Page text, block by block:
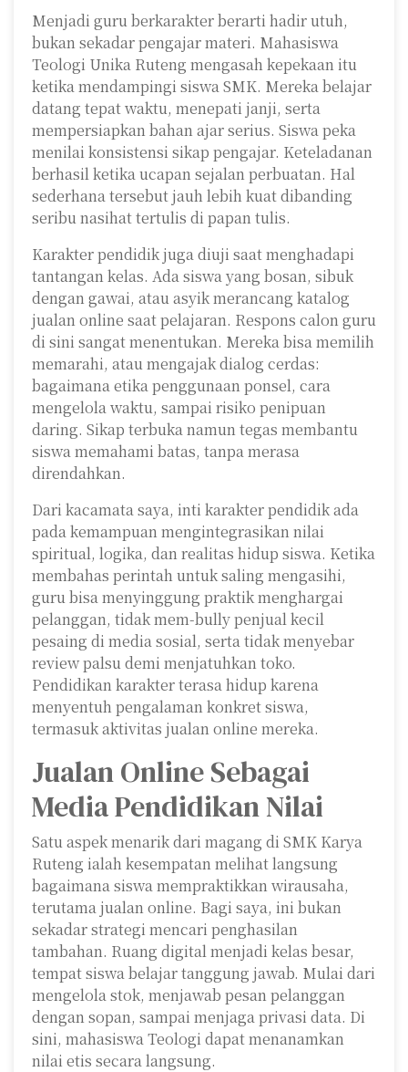
Menjadi guru berkarakter berarti hadir utuh,
bukan sekadar pengajar materi. Mahasiswa
Teologi Unika Ruteng mengasah kepekaan itu
ketika mendampingi siswa SMK. Mereka belajar
datang tepat waktu, menepati janji, serta
mempersiapkan bahan ajar serius. Siswa peka
menilai konsistensi sikap pengajar. Keteladanan
berhasil ketika ucapan sejalan perbuatan. Hal
sederhana tersebut jauh lebih kuat dibanding
seribu nasihat tertulis di papan tulis.
Karakter pendidik juga diuji saat menghadapi
tantangan kelas. Ada siswa yang bosan, sibuk
dengan gawai, atau asyik merancang katalog
jualan online saat pelajaran. Respons calon guru
di sini sangat menentukan. Mereka bisa memilih
memarahi, atau mengajak dialog cerdas:
bagaimana etika penggunaan ponsel, cara
mengelola waktu, sampai risiko penipuan
daring. Sikap terbuka namun tegas membantu
siswa memahami batas, tanpa merasa
direndahkan.
Dari kacamata saya, inti karakter pendidik ada
pada kemampuan mengintegrasikan nilai
spiritual, logika, dan realitas hidup siswa. Ketika
membahas perintah untuk saling mengasihi,
guru bisa menyinggung praktik menghargai
pelanggan, tidak mem-bully penjual kecil
pesaing di media sosial, serta tidak menyebar
review palsu demi menjatuhkan toko.
Pendidikan karakter terasa hidup karena
menyentuh pengalaman konkret siswa,
termasuk aktivitas jualan online mereka.
Jualan Online Sebagai
Media Pendidikan Nilai
Satu aspek menarik dari magang di SMK Karya
Ruteng ialah kesempatan melihat langsung
bagaimana siswa mempraktikkan wirausaha,
terutama jualan online. Bagi saya, ini bukan
sekadar strategi mencari penghasilan
tambahan. Ruang digital menjadi kelas besar,
tempat siswa belajar tanggung jawab. Mulai dari
mengelola stok, menjawab pesan pelanggan
dengan sopan, sampai menjaga privasi data. Di
sini, mahasiswa Teologi dapat menanamkan
nilai etis secara langsung.